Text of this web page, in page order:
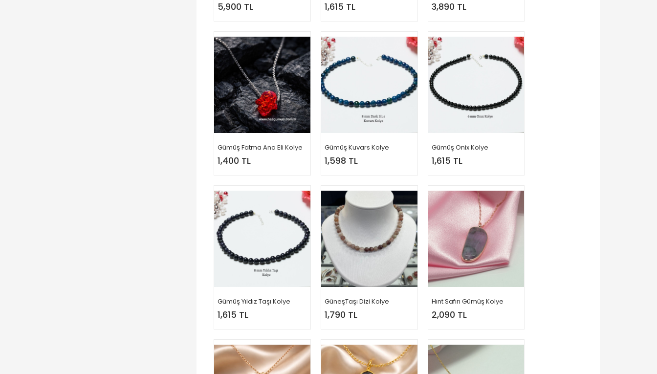
5,900 TL 1,615 TL 3,890 TL
Gümüş Fatma Ana Eli Kolye
1,400 TL
Gümüş Kuvars Kolye
1,598 TL
Gümüş Onix Kolye
1,615 TL
Gümüş Yıldız Taşı Kolye
1,615 TL
GüneşTaşı Dizi Kolye
1,790 TL
Hınt Safırı Gümüş Kolye
2,090 TL